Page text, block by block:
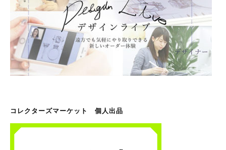
コレクターズマーケット 個人出品